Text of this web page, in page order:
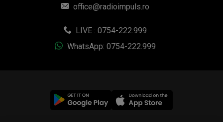
office@radioimpuls.ro
LIVE : 0754-222.999
WhatsApp: 0754-222.999